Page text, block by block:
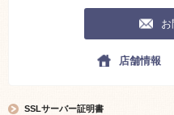
店舗情報
SSLサーバー証明書